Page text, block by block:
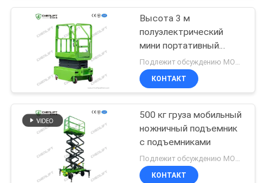
Высота 3 м
полуэлектрический
мини портативный
ручной подъем
ножницы для складов
КОНТАКТ
500 кг груза мобильный
ножничный подъемник
с подъемниками
КОНТАКТ